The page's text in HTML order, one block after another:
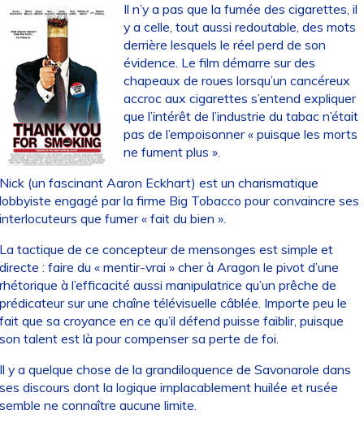
Il n’y a pas que la fumée des cigarettes, il
y a celle, tout aussi redoutable, des mots
derrière lesquels le réel perd de son
évidence. Le film démarre sur des
chapeaux de roues lorsqu’un cancéreux
accroc aux cigarettes s’entend expliquer
que l’intérêt de l’industrie du tabac n’était
pas de l’empoisonner « puisque les morts
ne fument plus ».
(un fascinant Aaron Eckhart) est un charismatique
engagé par la firme Big Tobacco pour convaincre ses
que fumer « fait du bien ».
tactique de ce concepteur de mensonges est simple et
: faire du « mentir-vrai » cher à Aragon le pivot d’une
à l’efficacité aussi manipulatrice qu’un prêche de
sur une chaîne télévisuelle câblée. Importe peu le
que sa croyance en ce qu’il défend puisse faiblir, puisque
talent est là pour compenser sa perte de foi.
y a quelque chose de la grandiloquence de Savonarole dans
discours dont la logique implacablement huilée et rusée
ne connaître aucune limite.